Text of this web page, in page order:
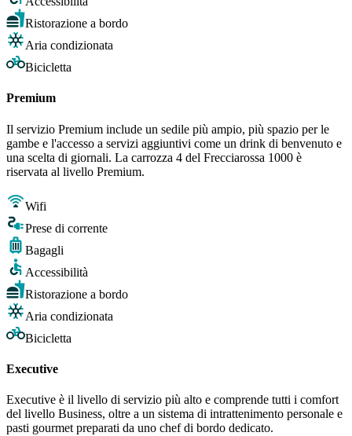
Ristorazione a bordo
Aria condizionata
Bicicletta
Premium
Il servizio Premium include un sedile più ampio, più spazio per le
gambe e l'accesso a servizi aggiuntivi come un drink di benvenuto e
una scelta di giornali. La carrozza 4 del Frecciarossa 1000 è
riservata al livello Premium.
Wifi
Prese di corrente
Bagagli
Accessibilità
Ristorazione a bordo
Aria condizionata
Bicicletta
Executive
Executive è il livello di servizio più alto e comprende tutti i comfort
del livello Business, oltre a un sistema di intrattenimento personale e
pasti gourmet preparati da uno chef di bordo dedicato.